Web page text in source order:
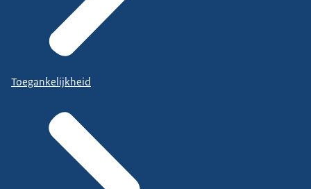
Toegankelijkheid